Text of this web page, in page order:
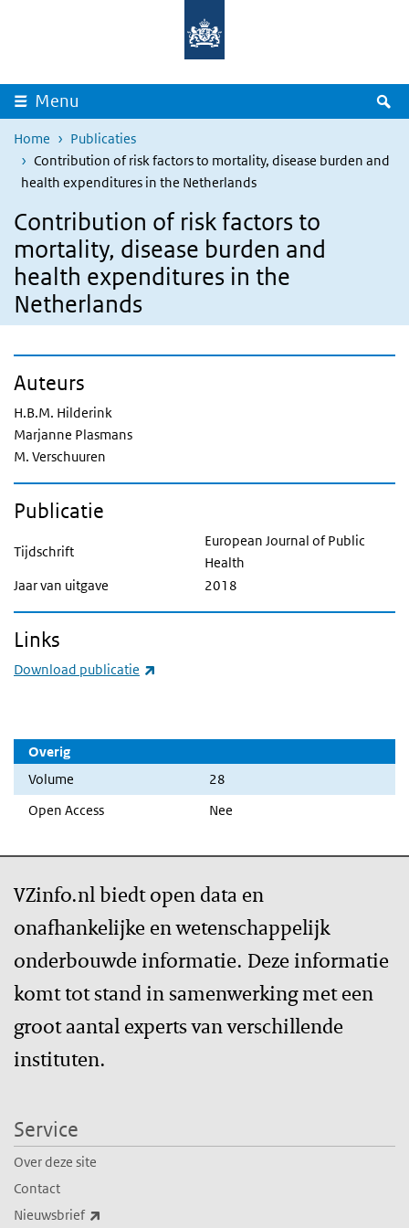
Overslaan en naar de inhoud gaan
Menu
Home
Publicaties
Contribution of risk factors to mortality, disease burden and
health expenditures in the Netherlands
Contribution of risk factors to
mortality, disease burden and
health expenditures in the
Netherlands
Overig
Volume
28
Open Access
Nee
Auteurs
H.B.M. Hilderink
Marjanne Plasmans
M. Verschuuren
Publicatie
Tijdschrift
European Journal of Public
Health
Jaar van uitgave
2018
Links
Download publicatie
VZinfo.nl biedt open data en
onafhankelijke en wetenschappelijk
onderbouwde informatie. Deze informatie
komt tot stand in samenwerking met een
groot aantal experts van verschillende
instituten.
Service
Over deze site
Contact
Nieuwsbrief